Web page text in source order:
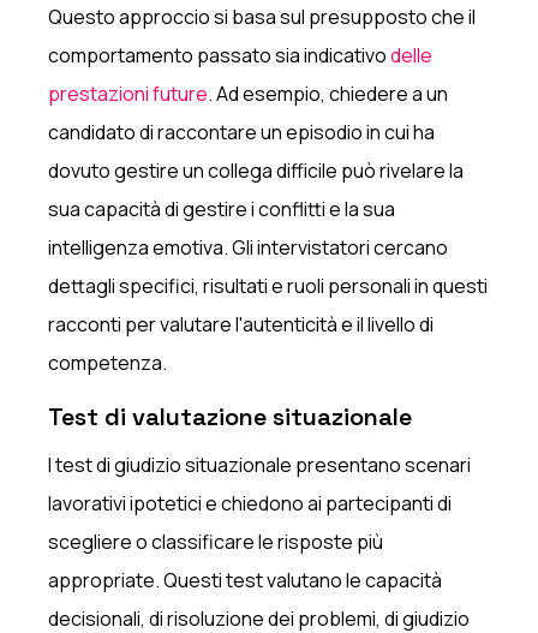
Questo approccio si basa sul presupposto che il
comportamento passato sia indicativodelle
prestazioni future. Ad esempio, chiedere a un
candidato di raccontare un episodio in cui ha
dovuto gestire un collega difficile può rivelare la
sua capacità di gestire i conflitti e la sua
intelligenza emotiva. Gli intervistatori cercano
dettagli specifici, risultati e ruoli personali in questi
racconti per valutare l'autenticità e il livello di
competenza.
Test di valutazione situazionale
I test di giudizio situazionale presentano scenari
lavorativi ipotetici e chiedono ai partecipanti di
scegliere o classificare le risposte più
appropriate. Questi test valutano le capacità
decisionali, di risoluzione dei problemi, di giudizio